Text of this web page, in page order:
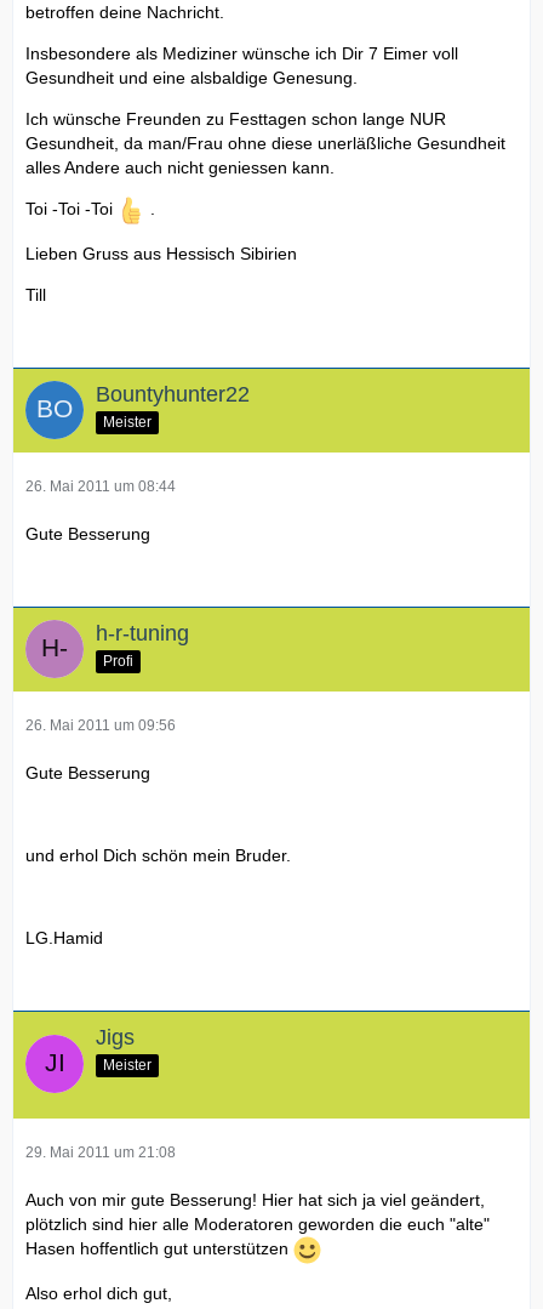
betroffen deine Nachricht.
Insbesondere als Mediziner wünsche ich Dir 7 Eimer voll
Gesundheit und eine alsbaldige Genesung.
Ich wünsche Freunden zu Festtagen schon lange NUR
Gesundheit, da man/Frau ohne diese unerläßliche Gesundheit
alles Andere auch nicht geniessen kann.
Toi -Toi -Toi
Lieben Gruss aus Hessisch Sibirien
Till
Bountyhunter22
Meister
26. Mai 2011 um 08:44
Gute Besserung
h-r-tuning
Profi
26. Mai 2011 um 09:56
Gute Besserung
und erhol Dich schön mein Bruder.
LG.Hamid
Jigs
Meister
29. Mai 2011 um 21:08
Auch von mir gute Besserung! Hier hat sich ja viel geändert,
plötzlich sind hier alle Moderatoren geworden die euch "alte"
Hasen hoffentlich gut unterstützen
Also erhol dich gut,